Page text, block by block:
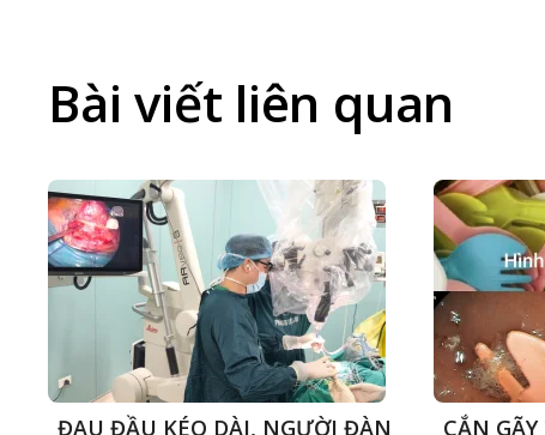
Bài viết liên quan
ĐAU ĐẦU KÉO DÀI, NGƯỜI ĐÀN
CẮN